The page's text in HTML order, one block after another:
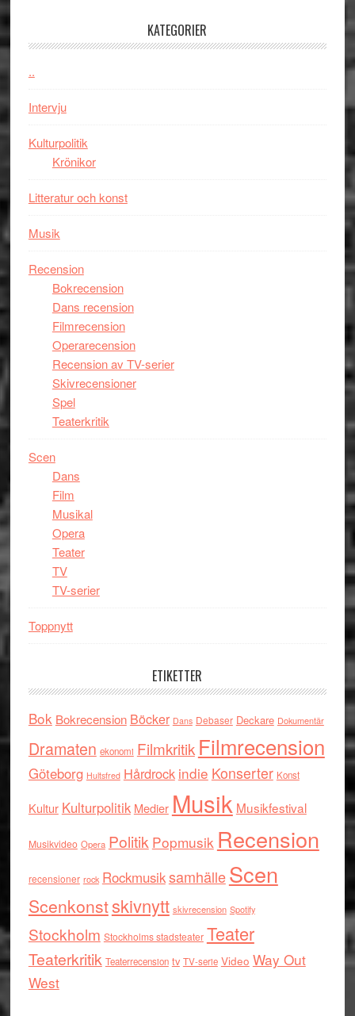
Jackie
Vem
KATEGORIER
..
Intervju
Kulturpolitik
Krönikor
Litteratur och konst
Musik
Recension
Bokrecension
Dans recension
Filmrecension
Operarecension
Recension av TV-serier
Skivrecensioner
Spel
Teaterkritik
Scen
Dans
Film
Musikal
Opera
Teater
TV
TV-serier
Toppnytt
ETIKETTER
Bok Bokrecension Böcker Dans Debaser Deckare Dokumentär
Dramaten ekonomi Filmkritik Filmrecension
Göteborg Hultsfred Hårdrock indie Konserter Konst
Kultur Kulturpolitik Medier Musik Musikfestival
Musikvideo Opera Politik Popmusik Recension
recensioner rock RockmusiksamhälleScen
Scenkonstskivnytt skivrecension Spotify
Stockholm Stockholms stadsteater Teater
Teaterkritik Teaterrecension tv TV-serie Video Way Out
West